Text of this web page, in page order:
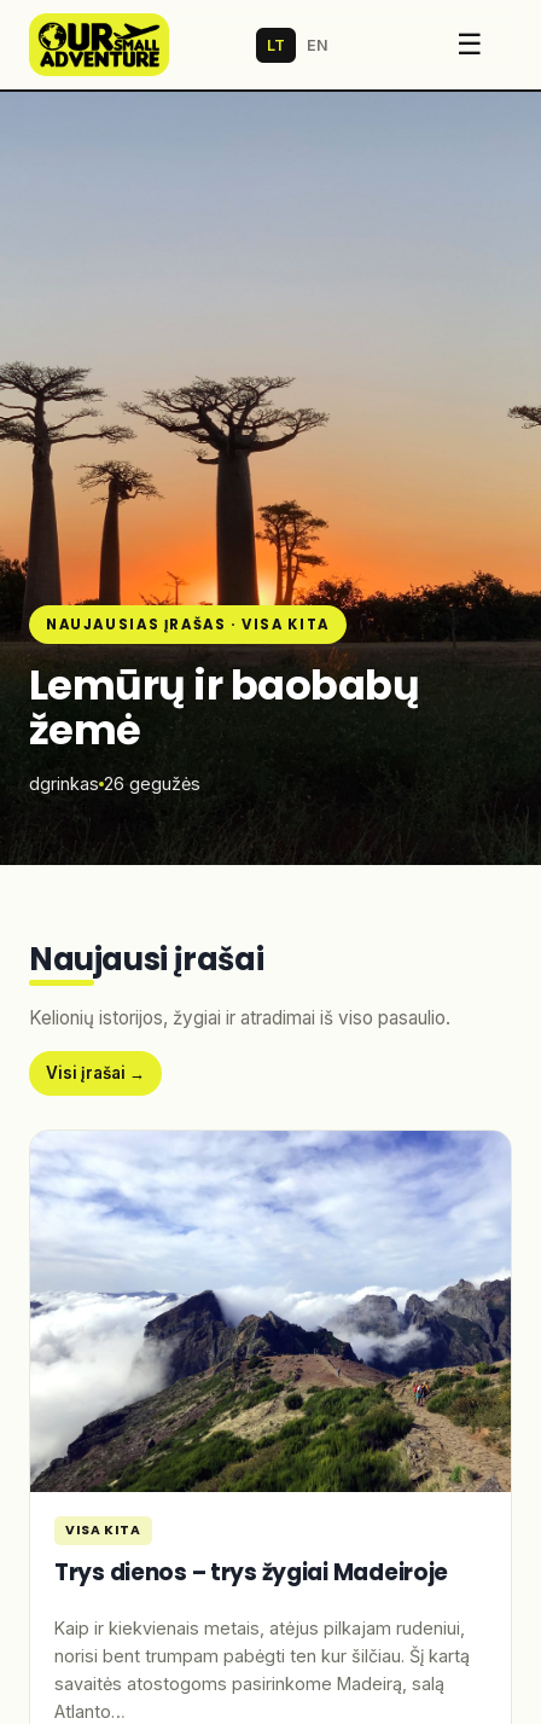
LT EN ☰
NAUJAUSIAS ĮRAŠAS · VISA KITA
Lemūrų ir baobabų
žemė
dgrinkas 26 gegužės
Naujausi įrašai
Kelionių istorijos, žygiai ir atradimai iš viso pasaulio.
Visi įrašai →
VISA KITA
Trys dienos – trys žygiai Madeiroje
Kaip ir kiekvienais metais, atėjus pilkajam rudeniui,
norisi bent trumpam pabėgti ten kur šilčiau. Šį kartą
savaitės atostogoms pasirinkome Madeirą, salą
Atlanto…